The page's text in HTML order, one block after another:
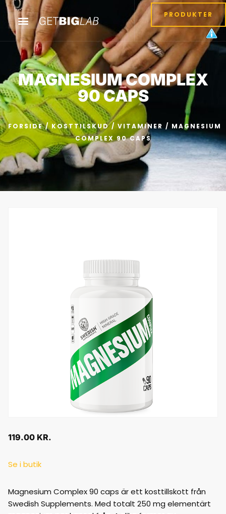
PRODUKTER
MAGNESIUM COMPLEX
90 CAPS
FORSIDE/ KOSTTILSKUD/ VITAMINER / MAGNESIUM
COMPLEX 90 CAPS
119.00 KR.
Se i butik
Magnesium Complex 90 caps är ett kosttillskott från
Swedish Supplements. Med totalt 250 mg elementärt